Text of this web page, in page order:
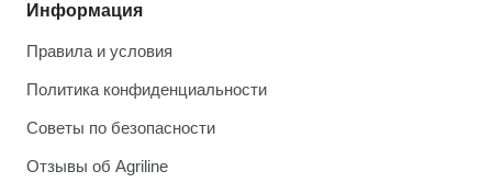
Информация
Правила и условия
Политика конфиденциальности
Советы по безопасности
Отзывы об Agriline